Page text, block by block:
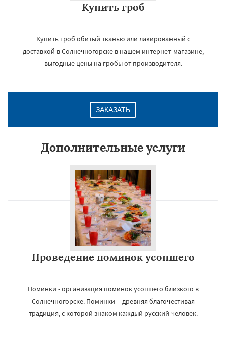
Купить гроб
Купить гроб обитый тканью или лакированный с
доставкой в Солнечногорске в нашем интернет-магазине,
выгодные цены на гробы от производителя.
ЗАКАЗАТЬ
Дополнительные услуги
Проведение поминок усопшего
Поминки - организация поминок усопшего близкого в
Солнечногорске. Поминки – древняя благочестивая
традиция, с которой знаком каждый русский человек.
Даю согласие на обработку персональных данных